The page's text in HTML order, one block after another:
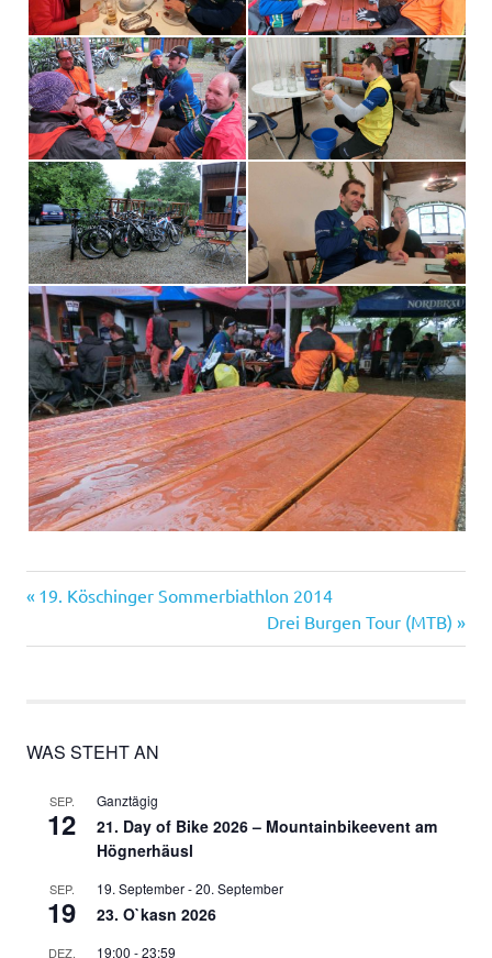
Beitragsnavigation
Vorheriger
19. Köschinger Sommerbiathlon 2014
Nächster
Beitrag:
Drei Burgen Tour (MTB)
WAS STEHT AN
SEP.
12
Ganztägig
21. Day of Bike 2026 – Mountainbikeevent am
Högnerhäusl
SEP.
19
19. September-20. September
23. O`kasn 2026
DEZ. 19:00 -23:59